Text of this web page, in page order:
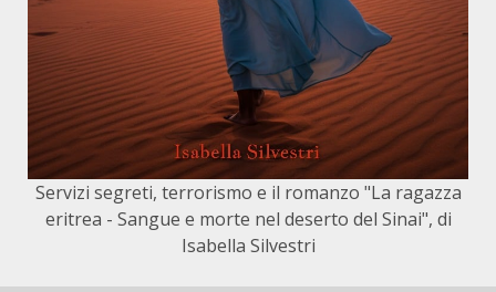
Servizi segreti, terrorismo e il romanzo "La ragazza
eritrea - Sangue e morte nel deserto del Sinai", di
Isabella Silvestri